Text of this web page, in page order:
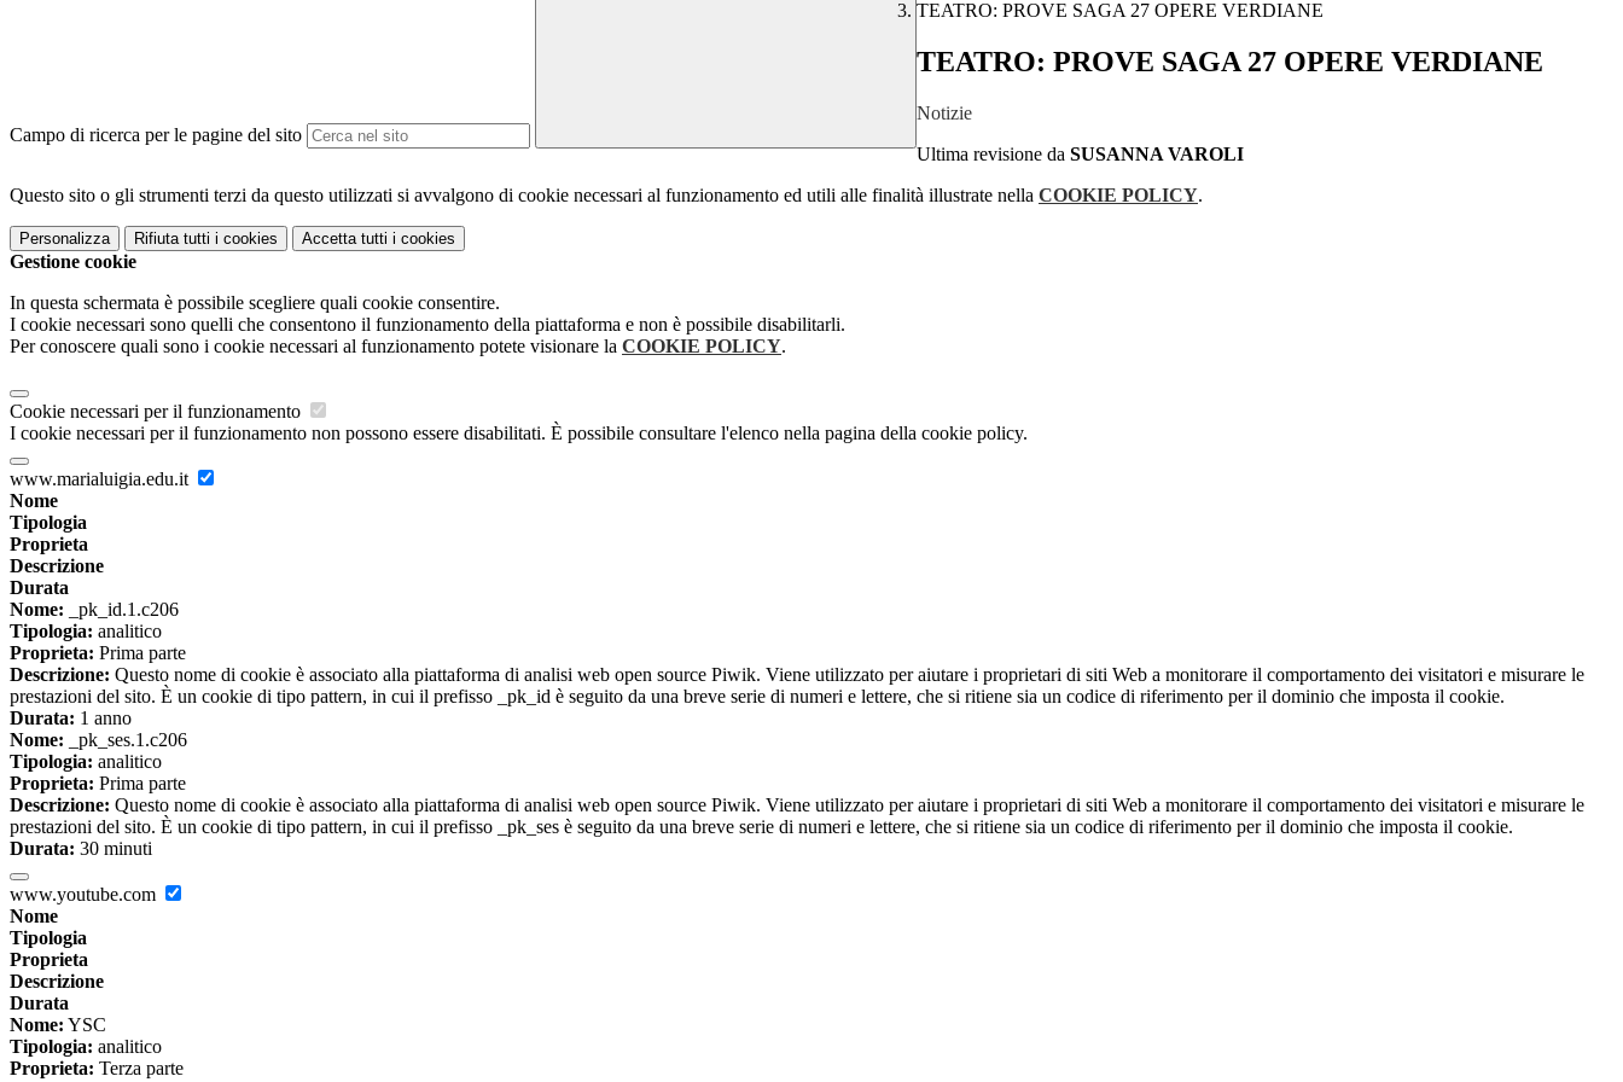
Campo di ricerca per le pagine del sito
TEATRO: PROVE SAGA 27 OPERE VERDIANE
TEATRO: PROVE SAGA 27 OPERE VERDIANE
Notizie
Ultima revisione da SUSANNA VAROLI
Questo sito o gli strumenti terzi da questo utilizzati si avvalgono di cookie necessari al funzionamento ed utili alle finalità illustrate nella COOKIE POLICY.
Personalizza Rifiuta tutti i cookies Accetta tutti i cookies
Gestione cookie
In questa schermata è possibile scegliere quali cookie consentire.
I cookie necessari sono quelli che consentono il funzionamento della piattaforma e non è possibile disabilitarli.
Per conoscere quali sono i cookie necessari al funzionamento potete visionare la COOKIE POLICY.
Cookie necessari per il funzionamento
I cookie necessari per il funzionamento non possono essere disabilitati. È possibile consultare l'elenco nella pagina della cookie policy.
www.marialuigia.edu.it
Nome
Tipologia
Proprieta
Descrizione
Durata
Nome: _pk_id.1.c206
Tipologia: analitico
Proprieta: Prima parte
Descrizione: Questo nome di cookie è associato alla piattaforma di analisi web open source Piwik. Viene utilizzato per aiutare i proprietari di siti Web a monitorare il comportamento dei visitatori e misurare le
prestazioni del sito. È un cookie di tipo pattern, in cui il prefisso _pk_id è seguito da una breve serie di numeri e lettere, che si ritiene sia un codice di riferimento per il dominio che imposta il cookie.
Durata: 1 anno
Nome: _pk_ses.1.c206
Tipologia: analitico
Proprieta: Prima parte
Descrizione: Questo nome di cookie è associato alla piattaforma di analisi web open source Piwik. Viene utilizzato per aiutare i proprietari di siti Web a monitorare il comportamento dei visitatori e misurare le
prestazioni del sito. È un cookie di tipo pattern, in cui il prefisso _pk_ses è seguito da una breve serie di numeri e lettere, che si ritiene sia un codice di riferimento per il dominio che imposta il cookie.
Durata: 30 minuti
www.youtube.com
Nome
Tipologia
Proprieta
Descrizione
Durata
Nome: YSC
Tipologia: analitico
Proprieta: Terza parte